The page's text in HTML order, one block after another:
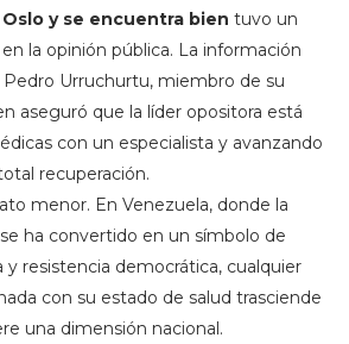
y se encuentra bien tuvo un
la opinión pública. La información
Urruchurtu, miembro de su
aseguró que la líder opositora está
con un especialista y avanzando
recuperación.
menor. En Venezuela, donde la
ha convertido en un símbolo de
y resistencia democrática, cualquier
con su estado de salud trasciende
una dimensión nacional.